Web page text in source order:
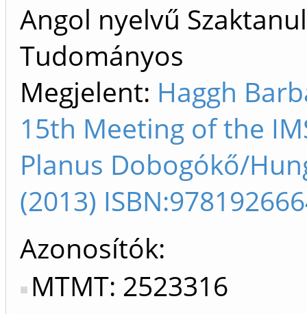
Angol nyelvű
Tudományos
Megjelent: Haggh
15th Meeting of the
Planus Dobogókő/
(2013)
Azonosítók
MTMT: 2523316